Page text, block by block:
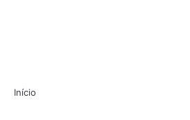
Início